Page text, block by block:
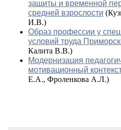
защиты и временной
средней взрослости
И.В.)
Образ профессии у
условий труда
Калита В.В.)
Модернизация
мотивационный
Е.А., Фроленкова А.Л.)